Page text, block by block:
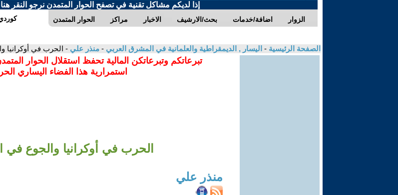
إذا لديكم مشاكل تقنية في تصفح الحوار المتمدن نرجو النقر
الحوار المتمدن مراكز الاخبار بحث/الارشيف اضافة/خدمات الزوار
الصفحة الرئيسية - اليسار , الديمقراطية والعلمانية في المشرق العربي - منذر علي - الحرب في أوكرانيا
تبرعاتكم وتبرعاتكن المالية تحفظ استقلال الحوار
استمرارية هذا الفضاء اليساري الحر
الحرب في أوكرانيا والجوع في
منذر علي